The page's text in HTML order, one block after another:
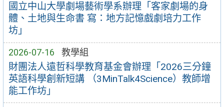
國立中山大學劇場藝術學系辦理「客家劇場的身
體、土地與生命書 寫：地方記憶戲劇培力工作
坊」
2026-07-16 教學組
財團法人遠哲科學教育基金會辦理「2026三分鐘
英語科學創新短講 （3MinTalk4Science）教師增
能工作坊」